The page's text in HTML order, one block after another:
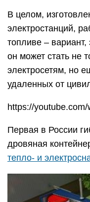
В целом,
электростанций,
топливе –
он может стать не
электросетям, но
удаленных от
https://
Первая в России
дровяная
тепло- и